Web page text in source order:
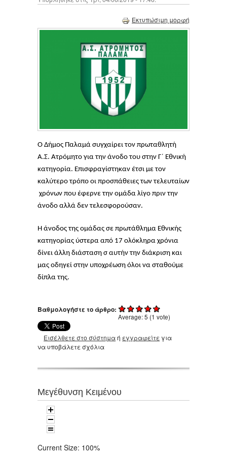
Εκτυπώσιμη μορφή
Ο Δήμος Παλαμά συγχαίρει τον πρωταθλητή
Α.Σ. Ατρόμητο για την άνοδο του στην Γ΄ Εθνική
κατηγορία. Επισφραγίστηκαν έτσι με τον
καλύτερο τρόπο οι προσπάθειες των τελευταίων
χρόνων που έφερνε την ομάδα λίγο πριν την
άνοδο αλλά δεν τελεσφορούσαν.
Η άνοδος της ομάδας σε πρωτάθλημα Εθνικής
κατηγορίας ύστερα από 17 ολόκληρα χρόνια
δίνει άλλη διάσταση σ αυτήν την διάκριση και
μας οδηγεί στην υποχρέωση όλοι να σταθούμε
δίπλα της.
Βαθμολογήστε το άρθρο:
Average:5 (1 vote)
Εισέλθετε στο σύστημαή εγγραφείτε για
να υποβάλετε σχόλια
Μεγέθυνση Κειμένου
Current Size: 100%